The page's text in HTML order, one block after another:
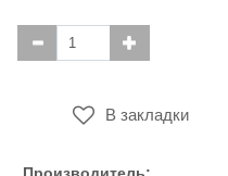
В закладки
Производитель: